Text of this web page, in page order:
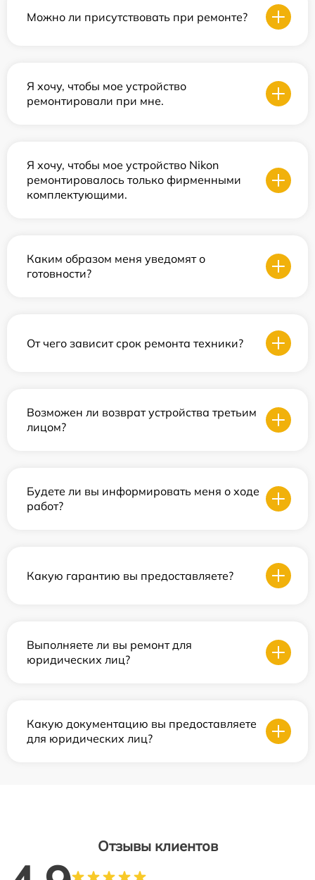
Можно ли присутствовать при ремонте?
Я хочу, чтобы мое устройство
ремонтировали при мне.
Я хочу, чтобы мое устройство Nikon
ремонтировалось только фирменными
комплектующими.
Каким образом меня уведомят о
готовности?
От чего зависит срок ремонта техники?
Возможен ли возврат устройства третьим
лицом?
Будете ли вы информировать меня о ходе
работ?
Какую гарантию вы предоставляете?
Выполняете ли вы ремонт для
юридических лиц?
Какую документацию вы предоставляете
для юридических лиц?
Отзывы клиентов